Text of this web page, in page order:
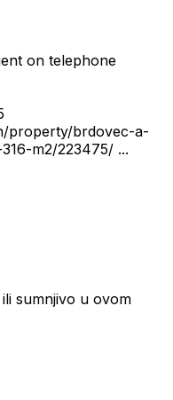
on telephone
property/brdovec-a-
m2/223475/ ...
sumnjivo u ovom